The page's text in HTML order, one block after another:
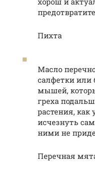
Пихта
Масло
салфетки или
мышей,
греха
растения, как
исчезнуть
ними не
Перечная